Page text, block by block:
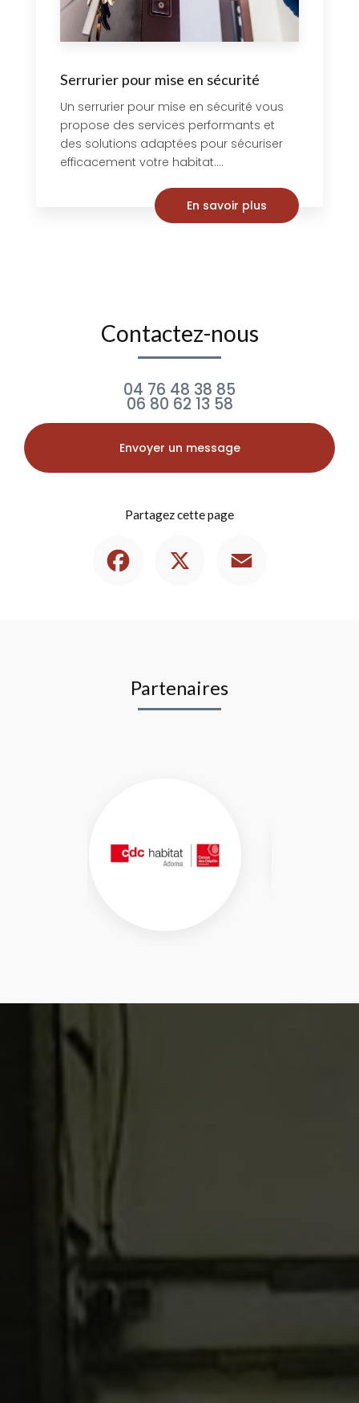
Serrurier pour mise en sécurité
Un serrurier pour mise en sécurité vous
propose des services performants et
des solutions adaptées pour sécuriser
efficacement votre habitat....
En savoir plus
Contactez-nous
04 76 48 38 85
06 80 62 13 58
Envoyer un message
Partagez cette page
Partenaires